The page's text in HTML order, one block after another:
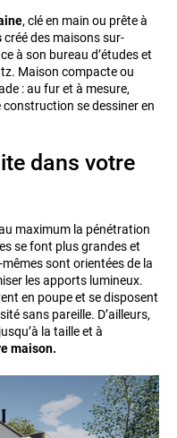
, clé en main ou prête à
créé des maisons sur-
à son bureau d’études et
Maison compacte ou
: au fur et à mesure,
se dessiner en
dans votre
maximum la pénétration
se font plus grandes et
sont orientées de la
les apports lumineux.
en poupe et se disposent
sans pareille. D’ailleurs,
la taille et à
maison.